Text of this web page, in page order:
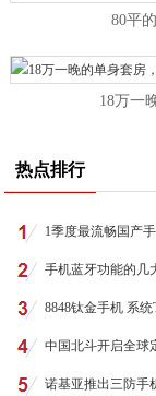
80平
18万一
热点排行
1季度最流畅国产
手机蓝牙功能的几
8848钛金手机 系
中国北斗开启全球
诺基亚推出三防手